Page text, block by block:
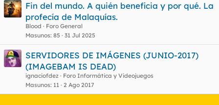
Fin del mundo. A quién beneficia y por qué. La
profecía de Malaquías.
Blood
Foro General
Masunos 85 31 Jul 2025
SERVIDORES DE IMÁGENES (JUNIO-2017)
(IMAGEBAM IS DEAD)
ignaciofdez
Foro Informática y Videojuegos
Masunos 11 2 Ago 2017